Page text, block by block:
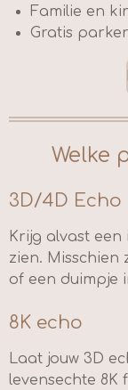
Familie en
Gratis
Welke
3D/4D Echo
Krijg alvast
zien. Misschien
of een duimpje
8K echo
Laat jouw 3D
levensechte